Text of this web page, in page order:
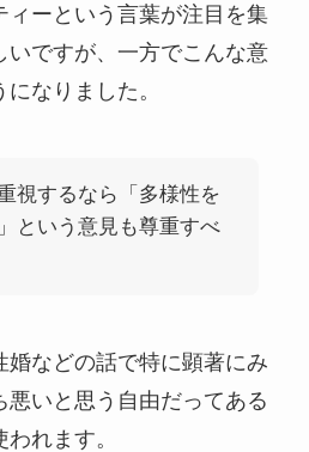
ィーという言葉が注目を集
いですが、一方でこんな意
なりました。
視するなら「多様性を
という意見も尊重すべ
婚などの話で特に顕著にみ
悪いと思う自由だってある
れます。